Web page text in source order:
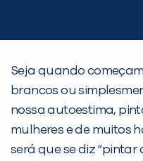
Seja quando
brancos ou
nossa autoestima,
mulheres e de muitos
será que se diz “pintar